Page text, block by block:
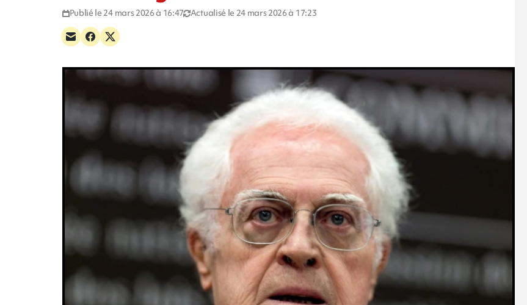
Publié le 24 mars 2026 à 16:47 Actualisé le 24 mars 2026 à 17:23